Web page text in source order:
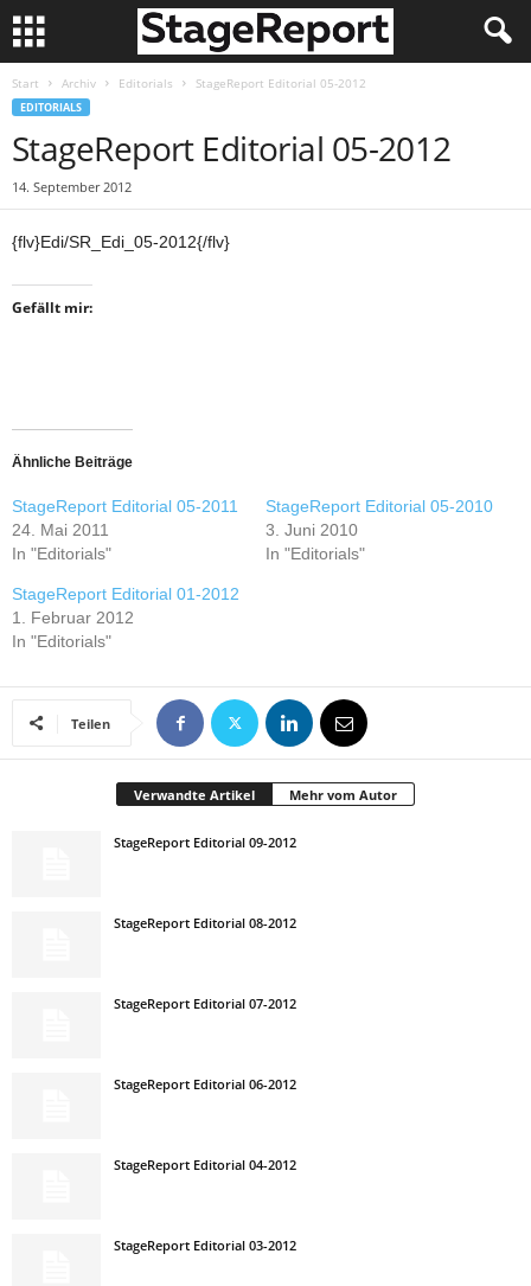
Start Archiv Editorials StageReport Editorial 05-2012
EDITORIALS
StageReport Editorial 05-2012
14. September 2012
{flv}Edi/SR_Edi_05-2012{/flv}
Gefällt mir:
Ähnliche Beiträge
StageReport Editorial 05-2011
24. Mai 2011
In "Editorials"
StageReport Editorial 05-2010
3. Juni 2010
In "Editorials"
StageReport Editorial 01-2012
1. Februar 2012
In "Editorials"
Teilen
Verwandte Artikel Mehr vom Autor
StageReport Editorial 09-2012
StageReport Editorial 08-2012
StageReport Editorial 07-2012
StageReport Editorial 06-2012
StageReport Editorial 04-2012
StageReport Editorial 03-2012